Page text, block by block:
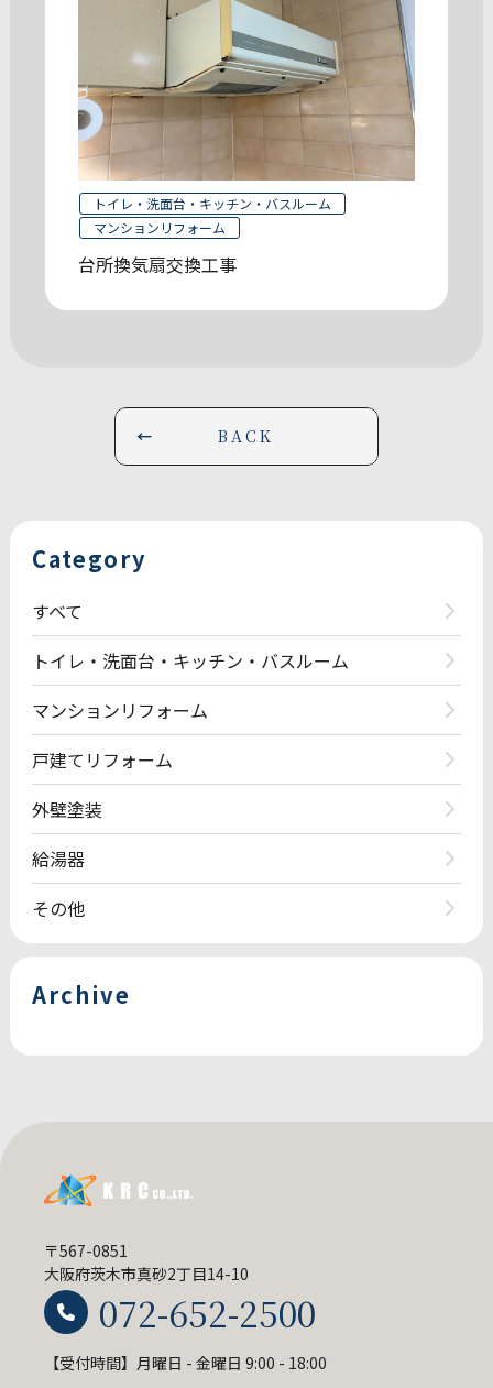
トイレ・洗面台・キッチン・バスルーム
マンションリフォーム
台所換気扇交換工事
BACK
Category
すべて
トイレ・洗面台・キッチン・バスルーム
マンションリフォーム
戸建てリフォーム
外壁塗装
給湯器
その他
Archive
〒567-0851
大阪府茨木市真砂2丁目14-10
072-652-2500
【受付時間】月曜日 - 金曜日 9:00 - 18:00